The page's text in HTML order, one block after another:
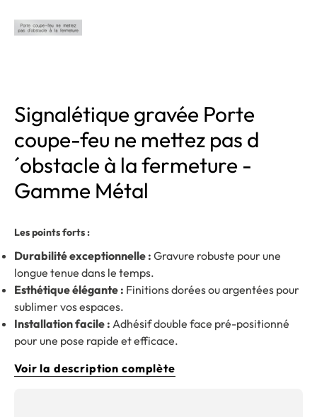
Signalétique gravée Porte
coupe-feu ne mettez pas d
´obstacle à la fermeture -
Gamme Métal
Les points forts :
Durabilité exceptionnelle : Gravure robuste pour une
longue tenue dans le temps.
Esthétique élégante : Finitions dorées ou argentées pour
sublimer vos espaces.
Installation facile : Adhésif double face pré-positionné
pour une pose rapide et efficace.
Voir la description complète